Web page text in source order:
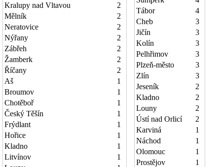
Kralupy nad Vltavou
2
Mělník
2
Neratovice
2
Nýřany
2
Zábřeh
2
Žamberk
2
Říčany
2
Aš
1
Broumov
1
Chotěboř
1
Český Těšín
1
Frýdlant
1
Hořice
1
Kladno
1
Litvínov
1
Tábor
4
Cheb
3
Jičín
3
Kolín
3
Pelhřimov
3
Plzeň-město
3
Zlín
3
Jeseník
2
Kladno
2
Louny
2
Ústí nad Orlicí
2
Karviná
1
Náchod
1
Olomouc
1
Prostějov
1